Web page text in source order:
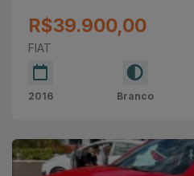
R$39.900,00
FIAT
2016 Branco